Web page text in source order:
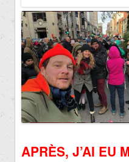
APRÈS, J’AI EU